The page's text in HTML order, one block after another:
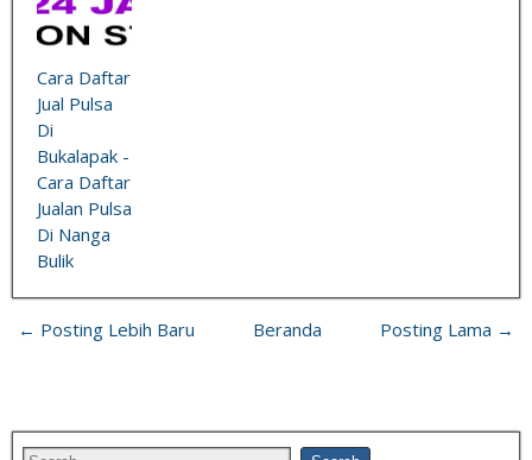
Cara Daftar
Jual Pulsa
Di
Bukalapak -
Cara Daftar
Jualan Pulsa
Di Nanga
Bulik
← Posting Lebih Baru Posting Lama →
Beranda